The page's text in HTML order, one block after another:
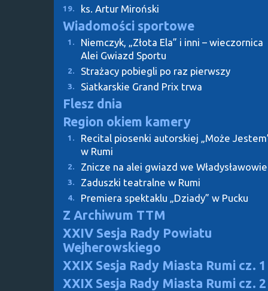
19. ks. Artur Miroński
Wiadomości sportowe
1.
Niemczyk, „Złota Ela” i inni – wieczornica
Alei Gwiazd Sportu
2. Strażacy pobiegli po raz pierwszy
3. Siatkarskie Grand Prix trwa
Flesz dnia
Region okiem kamery
1.
Recital piosenki autorskiej „Może
w Rumi
2. Znicze na alei gwiazd we Władysławowie
3. Zaduszki teatralne w Rumi
4. Premiera spektaklu „Dziady” w Pucku
Z Archiwum TTM
XXIV Sesja Rady Powiatu
Wejherowskiego
XXIX Sesja Rady Miasta Rumi cz. 1
XXIX Sesja Rady Miasta Rumi cz. 2